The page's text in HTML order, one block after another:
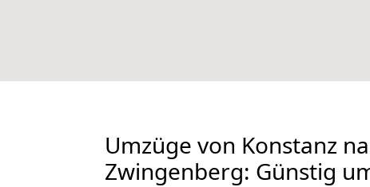
Umzüge von Konstanz
Zwingenberg: Günstig